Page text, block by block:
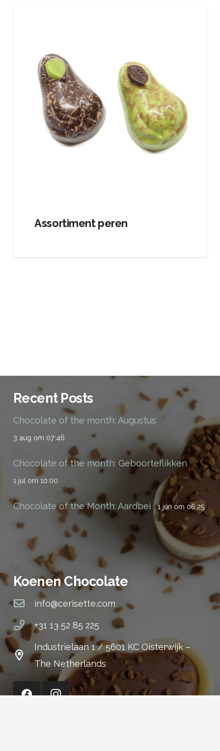
Assortiment peren
Recent Posts
Chocolate of the month: Augustus
3 aug om 07:46
Chocolate of the month: Geboorteflikken
1 jul om 10:00
Chocolate of the Month: Aardbei 1 jun om 06:25
Koenen Chocolate
info@cerisette.com
+31 13 52 85 225
Industrielaan 1 / 5601 KC Oisterwijk –
The Netherlands